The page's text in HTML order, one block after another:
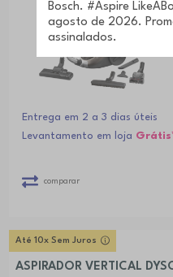
Entrega em 2 a 3 dias úteis
Levantamento em loja
comparar
Até 10x Sem Juros
ASPIRADOR VERTICAL